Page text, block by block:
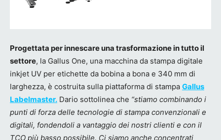
Progettata per innescare una trasformazione in tutto il
settore, la Gallus One, una macchina da stampa digitale
inkjet UV per etichette da bobina a bona e 340 mm di
larghezza, è costruita sulla piattaforma di stampa Gallus
Labelmaster. Dario sottolinea che “stiamo combinando i
punti di forza delle tecnologie di stampa convenzionali e
digitali, fondendoli a vantaggio dei nostri clienti e con il
TCO più basso possibile. Ci siamo anche concentrati